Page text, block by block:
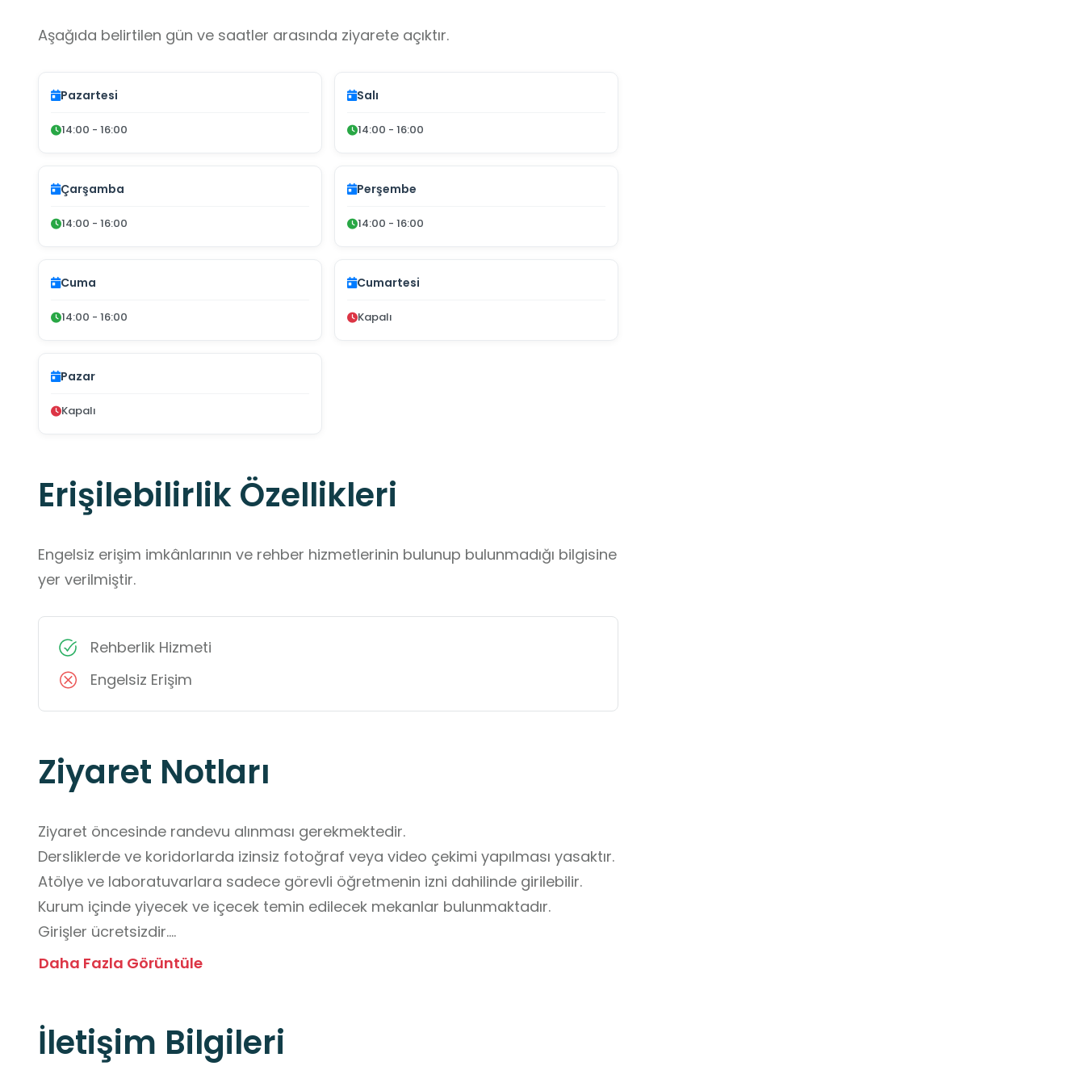
Aşağıda belirtilen gün ve saatler arasında ziyarete açıktır.
Pazartesi
14:00 - 16:00
Salı
14:00 - 16:00
Çarşamba
14:00 - 16:00
Perşembe
14:00 - 16:00
Cuma
14:00 - 16:00
Cumartesi
Kapalı
Pazar
Kapalı
Erişilebilirlik Özellikleri
Engelsiz erişim imkânlarının ve rehber hizmetlerinin bulunup bulunmadığı bilgisine
yer verilmiştir.
Rehberlik Hizmeti
Engelsiz Erişim
Ziyaret Notları
Ziyaret öncesinde randevu alınması gerekmektedir.
Dersliklerde ve koridorlarda izinsiz fotoğraf veya video çekimi yapılması yasaktır.
Atölye ve laboratuvarlara sadece görevli öğretmenin izni dahilinde girilebilir.
Kurum içinde yiyecek ve içecek temin edilecek mekanlar bulunmaktadır.
Girişler ücretsizdir.
Dışarıdan yiyecek ve içecek getirilmesi yasaktır.
Daha Fazla Görüntüle
İletişim Bilgileri